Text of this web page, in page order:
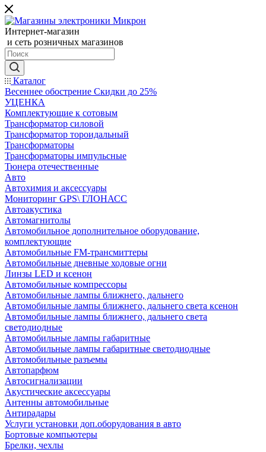
Интернет-магазин
и сеть розничных магазинов
Каталог
Весеннее обострение Скидки до 25%
УЦЕНКА
Комплектующие к сотовым
Трансформатор силовой
Трансформатор тороидальный
Трансформаторы
Трансформаторы импульсные
Тюнера отечественные
Авто
Автохимия и аксессуары
Мониторинг GPS\ ГЛОНАСС
Автоакустика
Автомагнитолы
Автомобильное дополнительное оборудование,
комплектующие
Автомобильные FM-трансмиттеры
Автомобильные дневные ходовые огни
Линзы LED и ксенон
Автомобильные компрессоры
Автомобильные лампы ближнего, дальнего
Автомобильные лампы ближнего, дальнего света ксенон
Автомобильные лампы ближнего, дальнего света
светодиодные
Автомобильные лампы габаритные
Автомобильные лампы габаритные светодиодные
Автомобильные разъемы
Автопарфюм
Автосигнализации
Акустические аксессуары
Антенны автомобильные
Антирадары
Услуги установки доп.оборудования в авто
Бортовые компьютеры
Брелки, чехлы